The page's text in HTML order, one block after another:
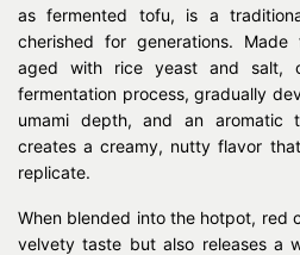
as fermented tofu, is a
cherished for generations.
aged with rice yeast and salt,
fermentation process, gradually
umami depth, and an aromatic
creates a creamy, nutty flavor
replicate.
When blended into the hotpot, red
velvety taste but also releases a